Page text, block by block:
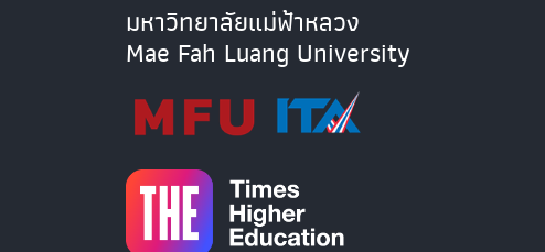
มหาวิทยาลัยแม่ฟ้าหลวง
Mae Fah Luang University